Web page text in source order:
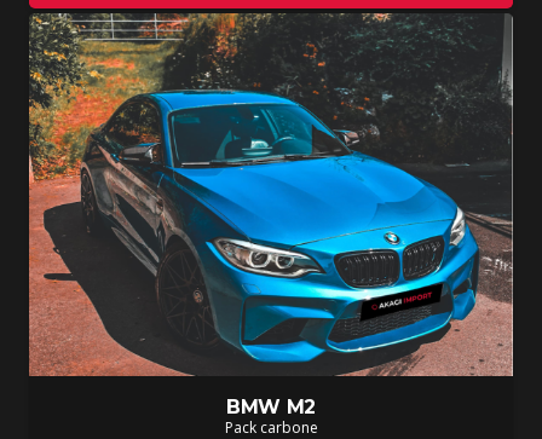
BMW M2
Pack carbone